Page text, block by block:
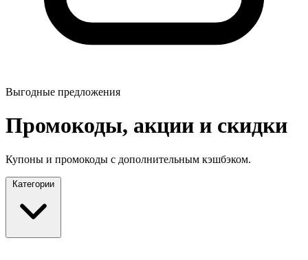
Выгодные предложения
Промокоды, акции и скидки
Купоны и промокоды с дополнительным кэшбэком.
Категории